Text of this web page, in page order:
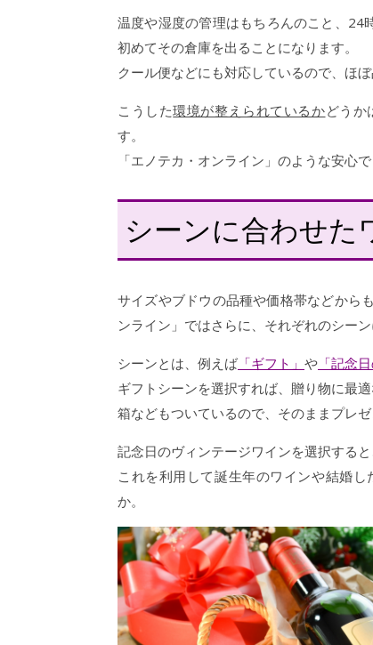
温度や湿度の管理はもちろんのこと、24
初めてその倉庫を出ることになります。
クール便などにも対応しているので、ほ
こうした環境が整えられているかどうか
す。
「エノテカ・オンライン」のような安心
シーンに合わせた
サイズやブドウの品種や価格帯などから
ンライン」ではさらに、それぞれのシー
シーンとは、例えば 「ギフト」 や 「記念
ギフトシーンを選択すれば、贈り物に最
箱などもついているので、そのままプレ
記念日のヴィンテージワインを選択する
これを利用して誕生年のワインや結婚
か。